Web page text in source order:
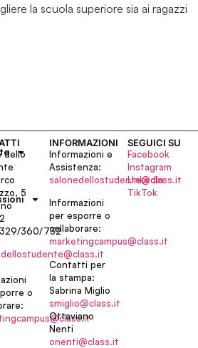
la scuola superiore sia ai ragazzi
dello
5
360/732
o
INFORMAZIONI
Informazioni e
Assistenza:
salonedellostudente@class.it
Informazioni
per esporre o
collaborare:
marketingcampus@class.it
Contatti per
la stampa:
Sabrina Miglio
smiglio@class.it
Ottaviano
Nenti
onenti@class.it
SEGUICI SU
Facebook
Instagram
LinkedIn
TikTok